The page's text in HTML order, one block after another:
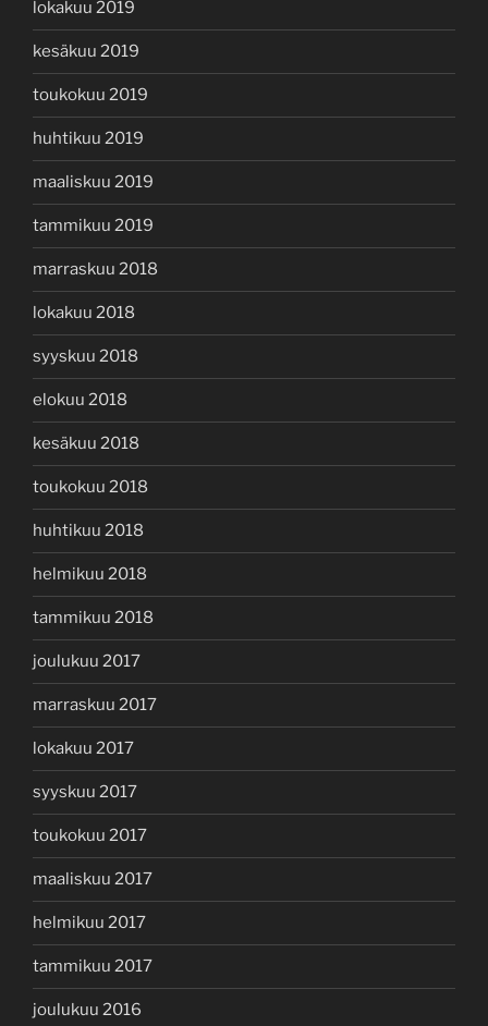
lokakuu 2019
kesäkuu 2019
toukokuu 2019
huhtikuu 2019
maaliskuu 2019
tammikuu 2019
marraskuu 2018
lokakuu 2018
syyskuu 2018
elokuu 2018
kesäkuu 2018
toukokuu 2018
huhtikuu 2018
helmikuu 2018
tammikuu 2018
joulukuu 2017
marraskuu 2017
lokakuu 2017
syyskuu 2017
toukokuu 2017
maaliskuu 2017
helmikuu 2017
tammikuu 2017
joulukuu 2016